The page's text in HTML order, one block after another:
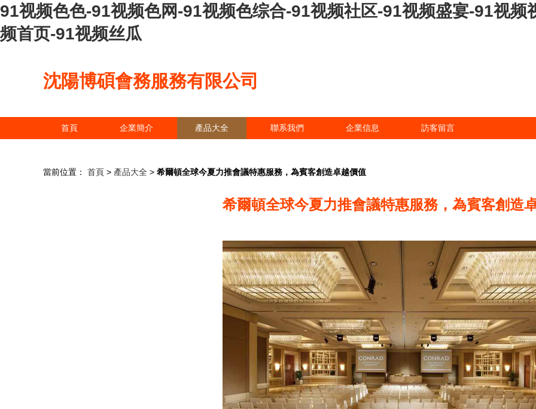
91视频色色-91视频色网-91视频色综合-91视频社区-91视频盛宴-91视
频首页-91视频丝瓜
沈陽博碩會務服務有限公司
首頁 企業簡介 產品大全 聯系我們 企業信息 訪客留言
當前位置： 首頁 > 產品大全 > 希爾頓全球今夏力推會議特惠服務，為賓客創造卓越價值
希爾頓全球今夏力推會議特惠服務，為賓客創造